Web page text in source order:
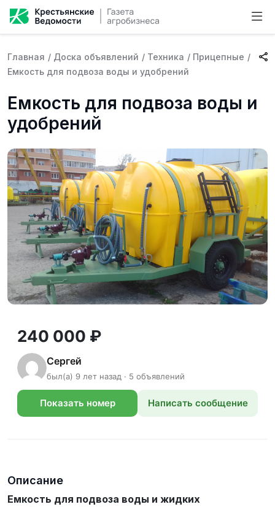
Главная / Доска объявлений / Техника / Прицепные /
Емкость для подвоза воды и удобрений
Емкость для подвоза воды и
удобрений
240 000 ₽
Сергей
был(а) 9 лет назад · 5 объявлений
Показать номер Написать сообщение
Описание
Емкость для подвоза воды и жидких